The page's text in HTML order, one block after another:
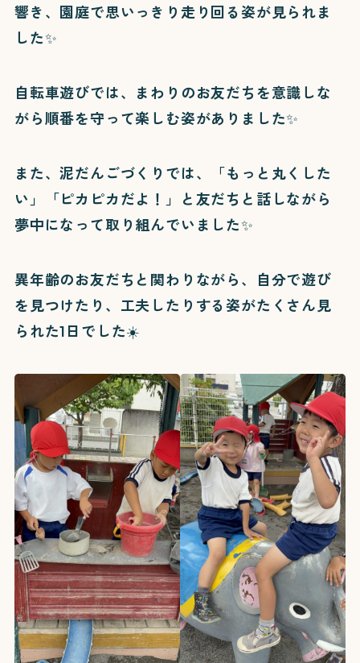
教育理念 園の紹介
写真ギャラリー
入園案内 園庭開放
響き、園庭で思いっきり走り回る姿が見られま
した✨
自転車遊びでは、まわりのお友だちを意識しな
がら順番を守って楽しむ姿がありました✨
また、泥だんごづくりでは、「もっと丸くした
い」「ピカピカだよ！」と友だちと話しながら
夢中になって取り組んでいました✨
異年齢のお友だちと関わりながら、自分で遊び
を見つけたり、工夫したりする姿がたくさん見
られた1日でした☀️